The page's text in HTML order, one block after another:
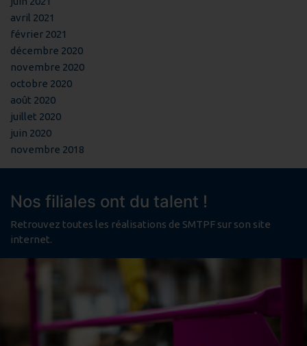
avril 2021
février 2021
décembre 2020
novembre 2020
octobre 2020
août 2020
juillet 2020
juin 2020
novembre 2018
Nos filiales ont du talent !
Retrouvez toutes les réalisations de SMTPF sur son site
internet.